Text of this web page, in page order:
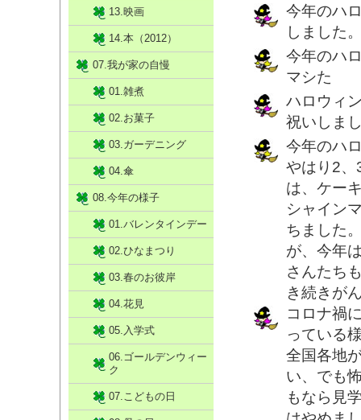
今年のハ
しました
今年のハ
マシた
ハロウィ
祝いしま
今年のハ
やはり2
は、ケー
シャイン
ちました
が、今年
さんたち
き続きが
コロナ禍
っている
全国各地
い、でも
もなら見
13.映画
14.本（2012）
07.我が家の自慢
01.雑煮
02.お菓子
03.ガーデニング
04.傘
08.今年の様子
01.バレンタインデー
02.ひなまつり
03.春のお彼岸
04.花見
05.入学式
06.ゴールデンウィー
ク
07.こどもの日